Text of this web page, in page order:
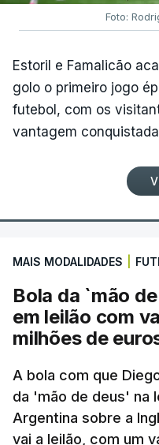
Foto:
Estoril e Famalicão
golo o primeiro jogo
futebol, com os
vantagem
MAIS MODALIDADES
Bola da `mão
em leilão com
milhões de
A bola com que
da 'mão de deus' na
Argentina sobre a
vai a leilão, com um